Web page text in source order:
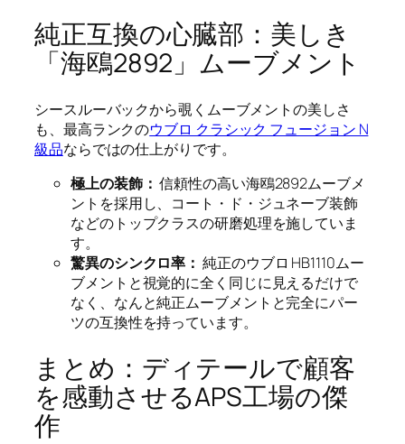
純正互換の心臓部：美しき
「海鴎2892」ムーブメント
シースルーバックから覗くムーブメントの美しさ
も、最高ランクのウブロ クラシック フュージョン N
級品ならではの仕上がりです。
極上の装飾： 信頼性の高い海鴎2892ムーブメ
ントを採用し、コート・ド・ジュネーブ装飾
などのトップクラスの研磨処理を施していま
す。
驚異のシンクロ率： 純正のウブロ HB1110ムー
ブメントと視覚的に全く同じに見えるだけで
なく、なんと純正ムーブメントと完全にパー
ツの互換性を持っています。
まとめ：ディテールで顧客
を感動させるAPS工場の傑
作